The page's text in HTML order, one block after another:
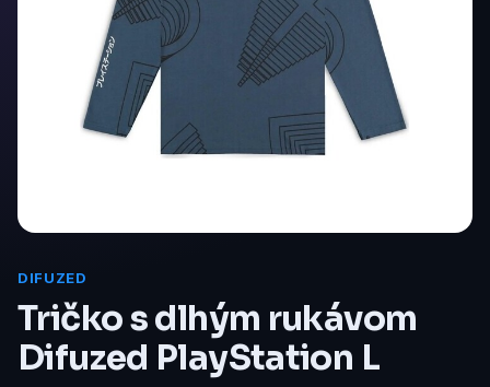
DIFUZED
Tričko s dlhým rukávom
Difuzed PlayStation L